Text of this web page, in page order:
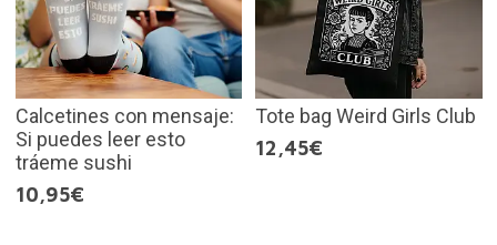
Calcetines con mensaje:
Si puedes leer esto
tráeme sushi
10,95€
Tote bag Weird Girls Club
12,45€